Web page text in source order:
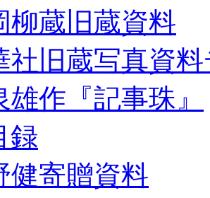
柳蔵旧蔵資料
社旧蔵写真資
雄作『記事珠』
録
健寄贈資料